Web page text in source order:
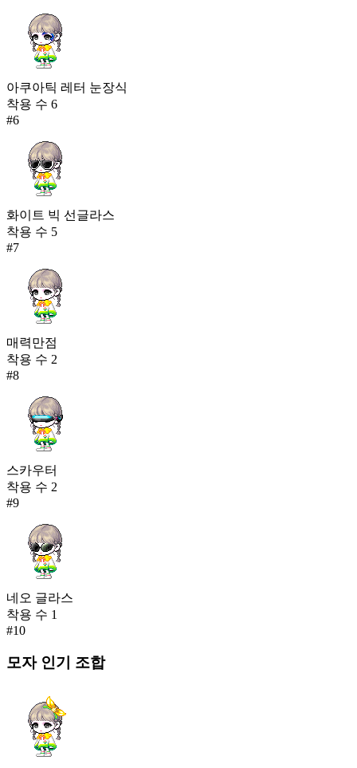
아쿠아틱 레터 눈장식
착용 수 6
#6
화이트 빅 선글라스
착용 수 5
#7
매력만점
착용 수 2
#8
스카우터
착용 수 2
#9
네오 글라스
착용 수 1
#10
모자인기 조합